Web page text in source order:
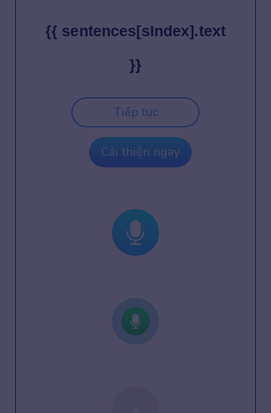
{{ sentences[sIndex].text
}}
Tiếp tục
Cải thiện ngay